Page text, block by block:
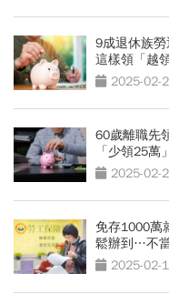
9成退休族
這樣領「越
2025-02-
60歲離職先
「少領25
2025-02-
免存1000萬
鬆辦到…不
2025-02-